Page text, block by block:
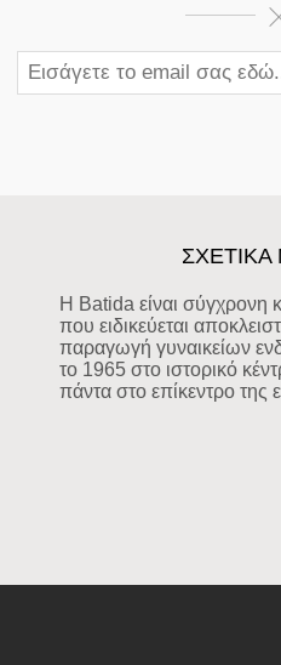
Η Batida είναι σύγχρονη
που ειδικεύεται
παραγωγή γυναικείων
το 1965 στο ιστορικό
πάντα στο επίκεντρο της